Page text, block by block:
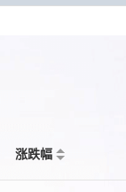
涨跌幅